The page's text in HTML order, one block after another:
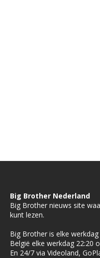
Big Brother Nederland
Big Brother nieuws site
kunt lezen.
Big Brother is elke
België elke werkdag 22:20
En 24/7 via Videoland,